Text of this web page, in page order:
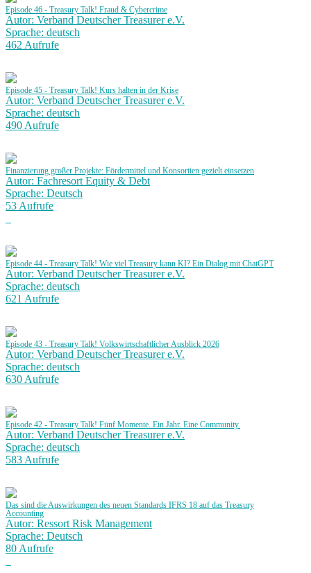
Episode 46 - Treasury Talk! Fraud & Cybercrime
Autor: Verband Deutscher Treasurer e.V.
Sprache: deutsch
462 Aufrufe
Episode 45 - Treasury Talk! Kurs halten in der Krise
Autor: Verband Deutscher Treasurer e.V.
Sprache: deutsch
490 Aufrufe
Finanzierung großer Projekte: Fördermittel und Konsortien gezielt einsetzen
Autor: Fachresort Equity & Debt
Sprache: Deutsch
53 Aufrufe
Episode 44 - Treasury Talk! Wie viel Treasury kann KI? Ein Dialog mit ChatGPT
Autor: Verband Deutscher Treasurer e.V.
Sprache: deutsch
621 Aufrufe
Episode 43 - Treasury Talk! Volkswirtschaftlicher Ausblick 2026
Autor: Verband Deutscher Treasurer e.V.
Sprache: deutsch
630 Aufrufe
Episode 42 - Treasury Talk! Fünf Momente. Ein Jahr. Eine Community.
Autor: Verband Deutscher Treasurer e.V.
Sprache: deutsch
583 Aufrufe
Das sind die Auswirkungen des neuen Standards IFRS 18 auf das Treasury
Accounting
Autor: Ressort Risk Management
Sprache: Deutsch
80 Aufrufe